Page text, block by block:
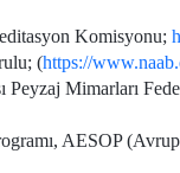
Komisyonu;
(https://
Mimarları
AESOP